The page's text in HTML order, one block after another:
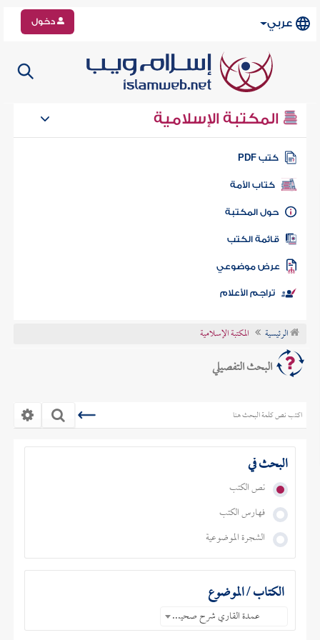
عربي دخول
المكتبة الإسلامية
كتب PDF
كتاب الأمة
حول المكتبة
قائمة الكتب
تراجم الأعلام
الرئيسية المكتبة الإسلامية
البحث التفصيلي
البحث في
نص الكتب
فهارس الكتب
الشجرة الموضوعية
الكتاب / الموضوع
عمدة القاري شرح صحيح البخاري